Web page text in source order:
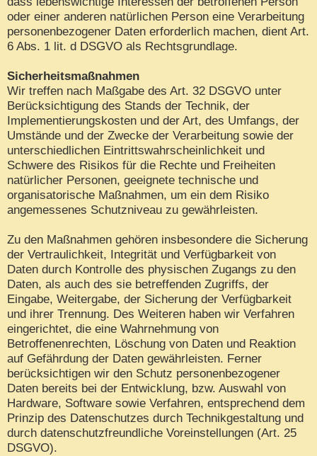
oder einer anderen natürlichen Person eine Verarbeitung
personenbezogener Daten erforderlich machen, dient Art.
6 Abs. 1 lit. d DSGVO als Rechtsgrundlage.
Sicherheitsmaßnahmen
Wir treffen nach Maßgabe des Art. 32 DSGVO unter
Berücksichtigung des Stands der Technik, der
Implementierungskosten und der Art, des Umfangs, der
Umstände und der Zwecke der Verarbeitung sowie der
unterschiedlichen Eintrittswahrscheinlichkeit und
Schwere des Risikos für die Rechte und Freiheiten
natürlicher Personen, geeignete technische und
organisatorische Maßnahmen, um ein dem Risiko
angemessenes Schutzniveau zu gewährleisten.
Zu den Maßnahmen gehören insbesondere die Sicherung
der Vertraulichkeit, Integrität und Verfügbarkeit von
Daten durch Kontrolle des physischen Zugangs zu den
Daten, als auch des sie betreffenden Zugriffs, der
Eingabe, Weitergabe, der Sicherung der Verfügbarkeit
und ihrer Trennung. Des Weiteren haben wir Verfahren
eingerichtet, die eine Wahrnehmung von
Betroffenenrechten, Löschung von Daten und Reaktion
auf Gefährdung der Daten gewährleisten. Ferner
berücksichtigen wir den Schutz personenbezogener
Daten bereits bei der Entwicklung, bzw. Auswahl von
Hardware, Software sowie Verfahren, entsprechend dem
Prinzip des Datenschutzes durch Technikgestaltung und
durch datenschutzfreundliche Voreinstellungen (Art. 25
DSGVO).